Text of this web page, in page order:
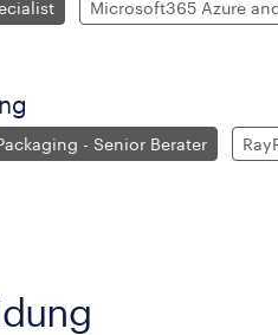
Microsoft365 Azure
- Senior Berater